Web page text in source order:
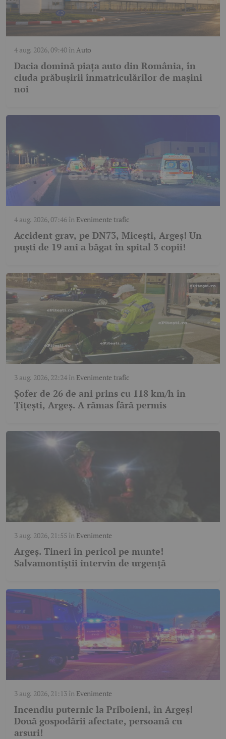
4 aug. 2026, 09:40în Auto
Dacia domină piața auto din România, în
ciuda prăbușirii înmatriculărilor de mașini
noi
4 aug. 2026, 07:46în Evenimente trafic
Accident grav, pe DN73, Micești, Argeș! Un
puști de 19 ani a băgat în spital 3 copii!
3 aug. 2026, 22:24în Evenimente trafic
Șofer de 26 de ani prins cu 118 km/h în
Țițești, Argeș. A rămas fără permis
3 aug. 2026, 21:55 în Evenimente
Argeș. Tineri în pericol pe munte!
Salvamontiștii intervin de urgență
3 aug. 2026, 21:13în Evenimente
Incendiu puternic la Priboieni, în Argeș!
Două gospodării afectate, persoană cu
arsuri!